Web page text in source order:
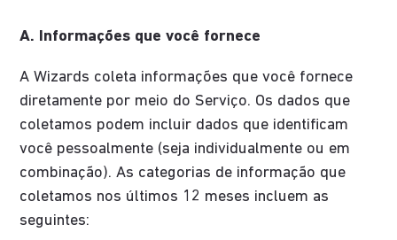
A. Informações que você fornece
A Wizards coleta informações que você fornece
diretamente por meio do Serviço. Os dados que
coletamos podem incluir dados que identificam
você pessoalmente (seja individualmente ou em
combinação). As categorias de informação que
coletamos nos últimos 12 meses incluem as
seguintes: